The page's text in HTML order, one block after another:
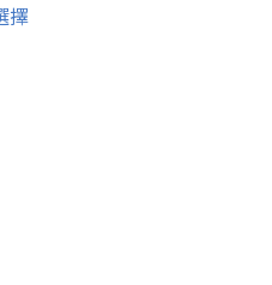
擇